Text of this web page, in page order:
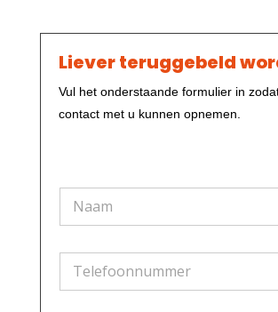
Liever teruggebeld
Vul het onderstaande formulier in
contact met u kunnen opnemen.
N
a
t
T
l